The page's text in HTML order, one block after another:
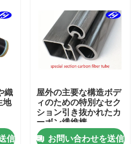
織
地
信
屋外の主要な構造ボデ
ィのための特別なセク
ション引き抜かれたカ
ーボン繊維棒
お問い合わせを送信